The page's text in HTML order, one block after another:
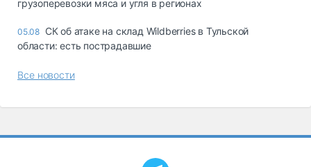
грузоперевозки мяса и угля в регионах
05.08 СК об атаке на склад Wildberries в Тульской
области: есть пострадавшие
Все новости